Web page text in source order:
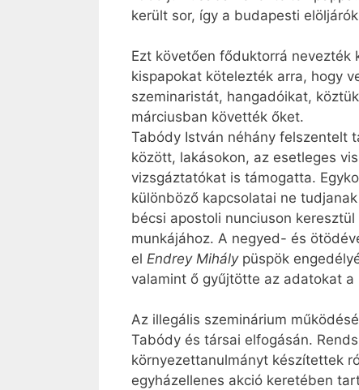
került sor, így a budapesti
Ezt követően főduktorrá
kispapokat kötelezték arra, hogy
szeminaristát, hangadóikat,
márciusban követték őket.
Tabódy István néhány felszentelt
között, lakásokon, az esetleges
vizsgáztatókat is támogatta.
különböző kapcsolatai ne
bécsi apostoli nunciuson
munkájához. A negyed- és
el Endrey Mihály püspök
valamint ő gyűjtötte az adatokat
Az illegális szeminárium
Tabódy és társai elfogásán.
környezettanulmányt készítettek
egyházellenes akció keretében